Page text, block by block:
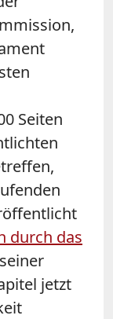
Seiten
durch das
jetzt